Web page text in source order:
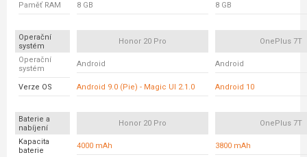
Paměť RAM 8 GB 8 GB
Operační
systém
Honor 20 Pro OnePlus 7T
Operační
systém
Android Android
Verze OS Android 9.0 (Pie) - Magic UI 2.1.0 Android 10
Baterie a
nabíjení
Honor 20 Pro OnePlus 7T
Kapacita
baterie
4000 mAh 3800 mAh